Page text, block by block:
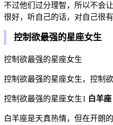
不过他们过分理智，所以不会
很好，听自己的话，对自己很
控制欲最强的星座女生
控制欲最强的星座女生
控制欲最强的星座女生，控制
控制欲最强的星座女生1 白羊座
白羊座是天真热情，但在开朗